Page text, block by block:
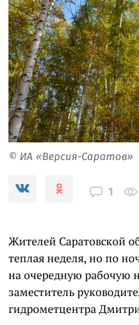
© ИА «Версия-Саратов»
1
Жителей Саратовской
теплая неделя, но по
на очередную рабочую
заместитель
гидрометцентра